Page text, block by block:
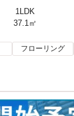
1LDK
37.1㎡
フローリング